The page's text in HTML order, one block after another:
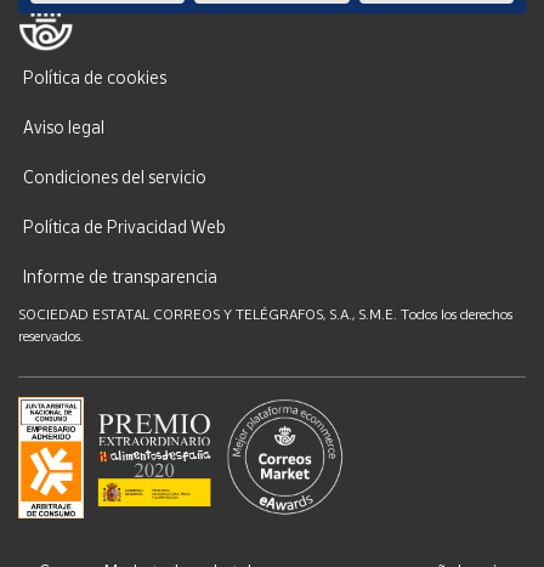
Política de cookies
Aviso legal
Condiciones del servicio
Política de Privacidad Web
Informe de transparencia
SOCIEDAD ESTATAL CORREOS Y TELÉGRAFOS, S.A., S.M.E. Todos los derechos
reservados.